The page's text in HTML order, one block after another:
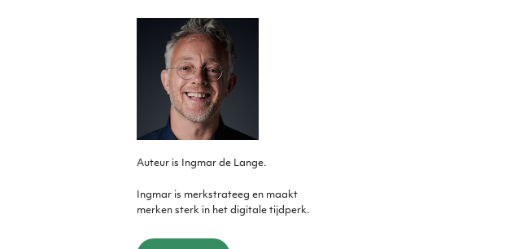
Auteur is Ingmar de Lange.
Ingmar is merkstrateeg en maakt
merken sterk in het digitale tijdperk.